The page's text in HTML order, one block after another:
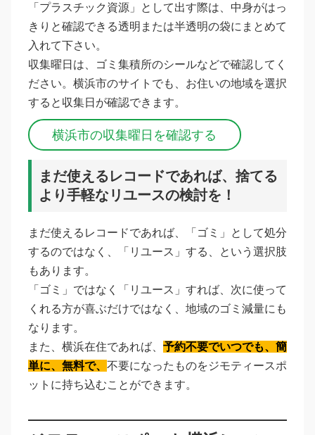
「プラスチック資源」として出す際は、中身がはっ
きりと確認できる透明または半透明の袋にまとめて
入れて下さい。
収集曜日は、ゴミ集積所のシールなどで確認してく
ださい。横浜市のサイトでも、お住いの地域を選択
すると収集日が確認できます。
横浜市の収集曜日を確認する
まだ使えるレコードであれば、捨てる
より手軽なリユースの検討を！
まだ使えるレコードであれば、「ゴミ」として処分
するのではなく、「リユース」する、という選択肢
もあります。
「ゴミ」ではなく「リユース」すれば、次に使って
くれる方が喜ぶだけではなく、地域のゴミ減量にも
なります。
また、横浜在住であれば、 予約不要でいつでも、簡
単に、無料で、 不要になったものをジモティースポ
ットに持ち込むことができます。